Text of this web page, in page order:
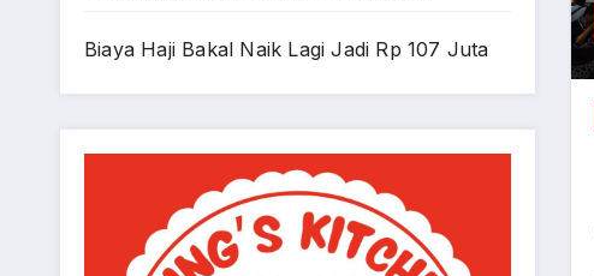
Biaya Haji Bakal Naik Lagi Jadi Rp 107 Juta